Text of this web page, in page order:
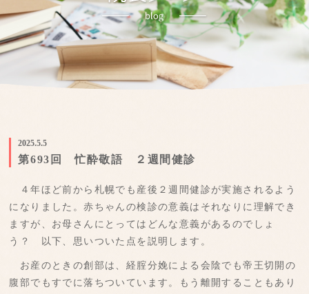
2025.5.5
第693回 忙酔敬語 ２週間健診
４年ほど前から札幌でも産後２週間健診が実施されるよう
になりました。赤ちゃんの検診の意義はそれなりに理解でき
ますが、お母さんにとってはどんな意義があるのでしょ
う？ 以下、思いついた点を説明します。
お産のときの創部は、経腟分娩による会陰でも帝王切開の
腹部でもすでに落ちついています。もう離開することもあり